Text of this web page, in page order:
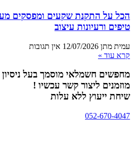
הכל על התקנת שקעים ומפסקים
טיפים ורעיונות עיצוב
עמית מתן 12/07/2026 אין תגובות
קרא עוד »
מחפשים חשמלאי מוסמך בעל ניסיון
מוזמנים ליצור קשר עכשיו !
שיחת ייעוץ ללא עלות
052-670-4047